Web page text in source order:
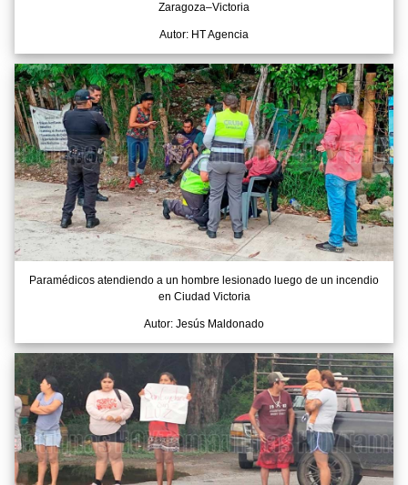
Zaragoza–Victoria
Autor: HT Agencia
Paramédicos atendiendo a un hombre lesionado luego de un incendio
en Ciudad Victoria
Autor: Jesús Maldonado